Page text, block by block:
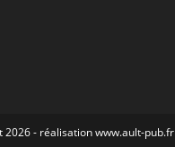
2026 - réalisation www.ault-pub.fr